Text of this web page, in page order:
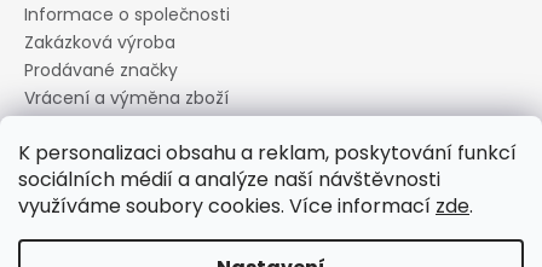
K personalizaci obsahu a reklam, poskytování funkcí
sociálních médií a analýze naší návštěvnosti
využíváme soubory cookies. Více informací zde.
Informace o společnosti
Zakázková výroba
Prodávané značky
Vrácení a výměna zboží
Informace o souborech cookies
Reklamační řád
Obchodní podmínky